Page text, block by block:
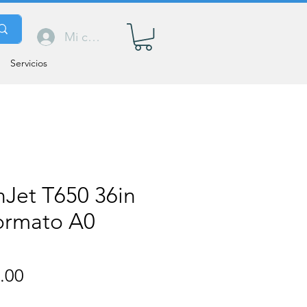
Mi cuenta
Servicios
T650 36in
A0